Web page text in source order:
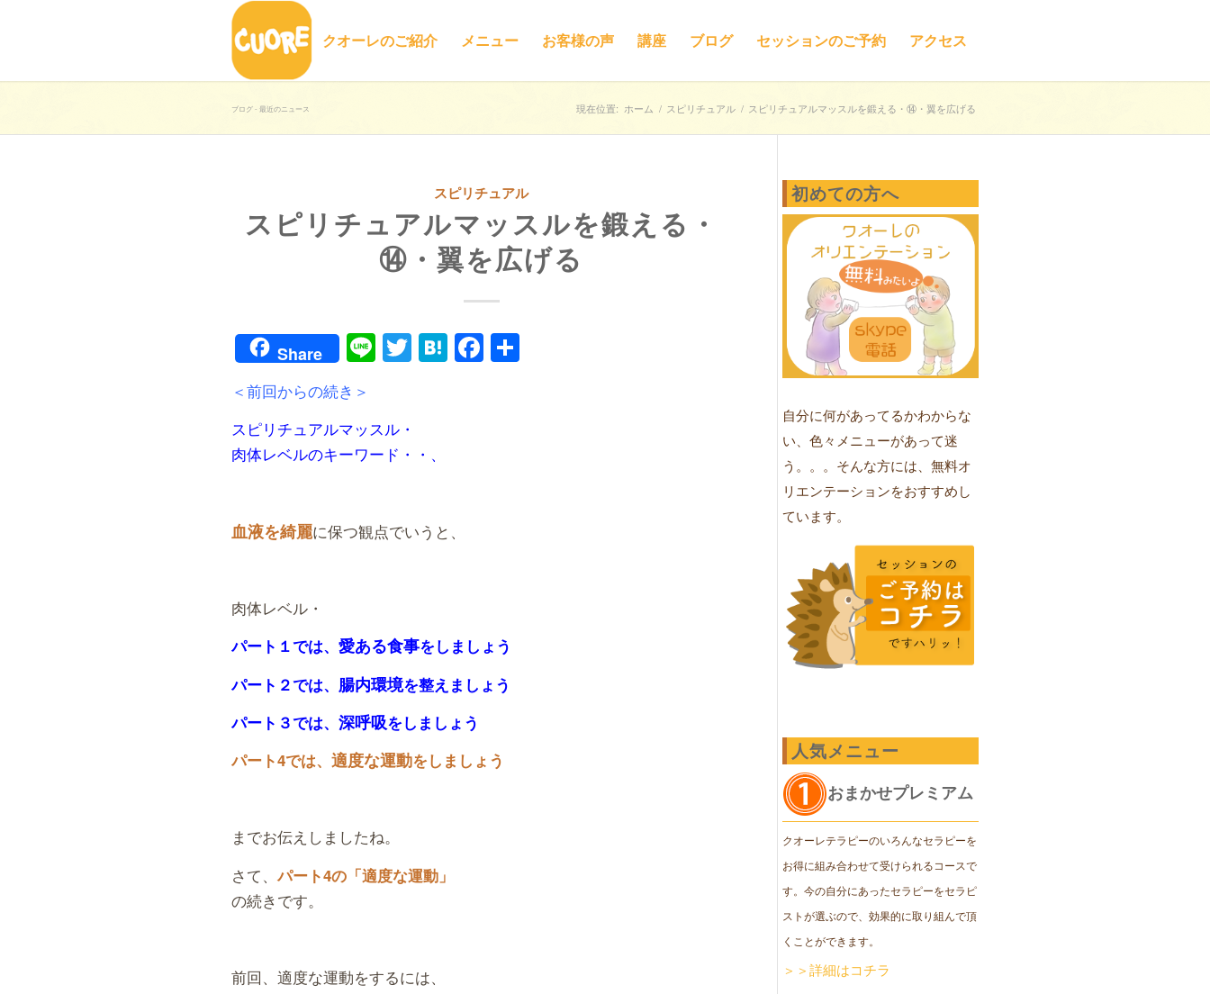
クオーレのご紹介 メニュー お客様の声 講座 ブログ セッションのご予約 アクセス
ブログ - 最近のニュース 現在位置: ホーム / スピリチュアル / スピリチュアルマッスルを鍛える・⑭・翼を広げる
スピリチュアル
スピリチュアルマッスルを鍛える・
⑭・翼を広げる
Share LineTwitter
HatenaFacebook
＜前回からの続き＞
スピリチュアルマッスル・
肉体レベルのキーワード・・、
血液を綺麗に保つ観点でいうと、
肉体レベル・
パート１では、 愛ある食事をしましょう
パート２では、 腸内環境を整えましょう
パート３では、 深呼吸をしましょう
パート4では、 適度な運動をしましょう
までお伝えしましたね。
さて、パート4の「適度な運動」
の続きです。
前回、適度な運動をするには、
初めての方へ
自分に何があってるかわからな
い、色々メニューがあって迷
う。。。そんな方には、無料オ
リエンテーションをおすすめし
ています。
人気メニュー
おまかせプレミアム
クオーレテラピーのいろんなセラピーを
お得に組み合わせて受けられるコースで
す。今の自分にあったセラピーをセラピ
ストが選ぶので、効果的に取り組んで頂
くことができます。
＞＞詳細はコチラ